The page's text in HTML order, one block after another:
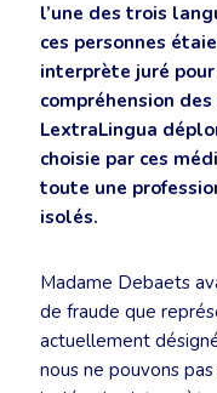
l’une des trois
ces personnes
interprète juré
compréhension
LextraLingua
choisie par ces
toute une
isolés.
Madame Debaets
de fraude que
actuellement
nous ne pouvons